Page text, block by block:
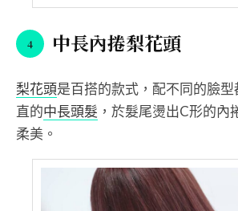
中長內捲梨花頭
梨花頭是百搭的款式，配不同的臉
直的中長頭髮 ，於髮尾燙出C形的內
柔美。